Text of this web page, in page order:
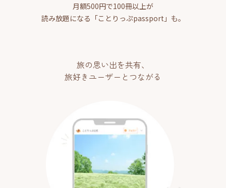
月額500円で100冊以上が
読み放題になる「ことりっぷpassport」も。
旅の思い出を共有、
旅好きユーザーとつながる